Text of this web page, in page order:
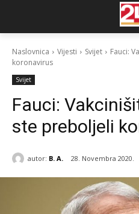
Naslovnica Vijesti Svijet
Fauci:
koronavirus
Svijet
Fauci:
ste preboljeli
autor: B. A. 28. Novembra 2020.